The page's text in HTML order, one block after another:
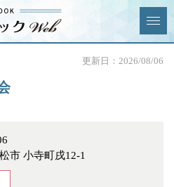
News & Topics更新日：2026/08/06
市 小寺町戌12-1